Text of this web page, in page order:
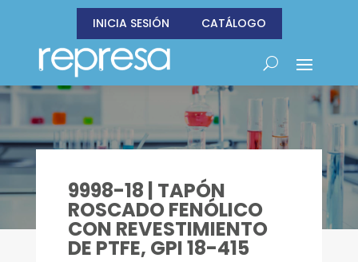
INICIA SESIÓN CATÁLOGO
9998-18 | TAPÓN
ROSCADO FENÓLICO
CON REVESTIMIENTO
DE PTFE, GPI 18-415